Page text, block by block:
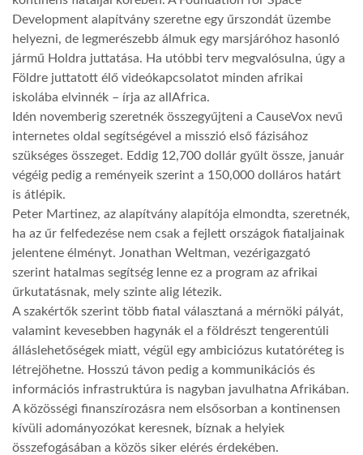
AFRIKA TUDÁSTÁR
A NAP SZÉPE
GLOBOZSARU
DOBRAVERO.HU
GLOBOBOOK
Development alapítvány szeretne egy űrszondát üzembe
helyezni, de legmerészebb álmuk egy marsjáróhoz hasonló
jármű Holdra juttatása. Ha utóbbi terv megvalósulna, úgy a
Földre juttatott élő videókapcsolatot minden afrikai
iskolába elvinnék – írja az allAfrica.
Idén novemberig szeretnék összegyűjteni a CauseVox nevű
internetes oldal segítségével a misszió első fázisához
szükséges összeget. Eddig 12,700 dollár gyűlt össze, január
végéig pedig a reményeik szerint a 150,000 dolláros határt
is átlépik.
Peter Martinez, az alapítvány alapítója elmondta, szeretnék,
ha az űr felfedezése nem csak a fejlett országok fiataljainak
jelentene élményt. Jonathan Weltman, vezérigazgató
szerint hatalmas segítség lenne ez a program az afrikai
űrkutatásnak, mely szinte alig létezik.
A szakértők szerint több fiatal választaná a mérnöki pályát,
valamint kevesebben hagynák el a földrészt tengerentúli
álláslehetőségek miatt, végül egy ambiciózus kutatóréteg is
létrejöhetne. Hosszú távon pedig a kommunikációs és
információs infrastruktúra is nagyban javulhatna Afrikában.
A közösségi finanszírozásra nem elsősorban a kontinensen
kívüli adományozókat keresnek, bíznak a helyiek
összefogásában a közös siker elérés érdekében.